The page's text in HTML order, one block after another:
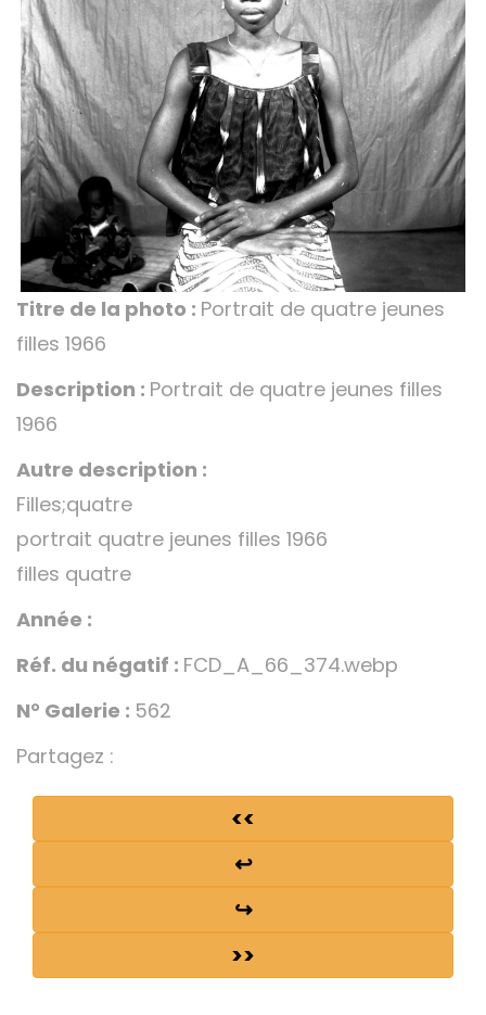
Titre de la photo : Portrait de quatre jeunes
filles 1966
Description : Portrait de quatre jeunes filles
1966
Autre description :
Filles;quatre
portrait quatre jeunes filles 1966
filles quatre
Année :
Réf. du négatif : FCD_A_66_374.webp
N° Galerie : 562
Partagez :
<<
↩
↪
>>